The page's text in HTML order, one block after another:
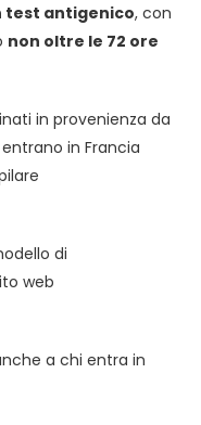
test antigenico, con
non oltre le 72 ore
in provenienza da
in Francia
di
web
a chi entra in